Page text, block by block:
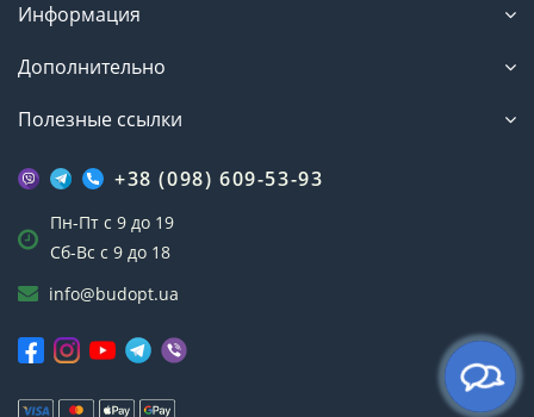
Информация
Дополнительно
Полезные ссылки
+38 (098) 609-53-93
Пн-Пт с 9 до 19
Сб-Вс с 9 до 18
info@budopt.ua